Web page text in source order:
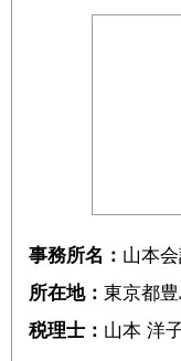
事務所名： 山本
所在地： 東京都
税理士： 山本 洋